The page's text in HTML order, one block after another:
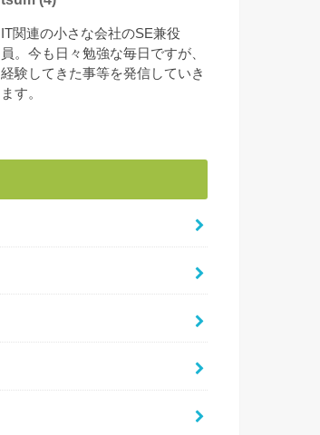
IT関連の小さな会社のSE兼役
員。今も日々勉強な毎日ですが、
経験してきた事等を発信していき
ます。